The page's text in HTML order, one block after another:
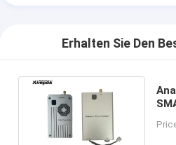
Erhalten Sie Den